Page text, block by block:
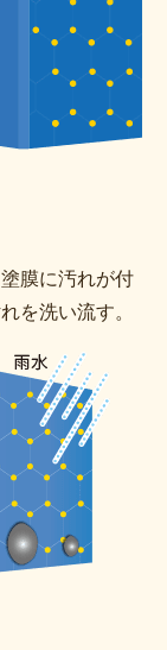
膜に汚れが付
を洗い流す。